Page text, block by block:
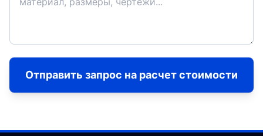
Отправить запрос на расчет стоимости